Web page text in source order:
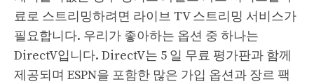
료로 스트리밍하려면 라이브 TV 스트리밍 서비스가
필요합니다. 우리가 좋아하는 옵션 중 하나는
DirectV입니다. DirectV는 5 일 무료 평가판과 함께
제공되며 ESPN을 포함한 많은 가입 옵션과 장르 팩